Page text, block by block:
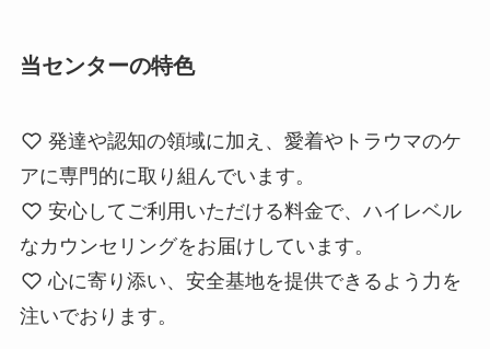
当センターの特色
発達や認知の領域に加え、愛着やトラウマのケ
アに専門的に取り組んでいます。
安心してご利用いただける料金で、ハイレベル
なカウンセリングをお届けしています。
心に寄り添い、安全基地を提供できるよう力を
注いでおります。